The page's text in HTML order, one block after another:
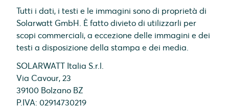
Tutti i dati, i testi e le immagini sono di proprietà di
Solarwatt GmbH. È fatto divieto di utilizzarli per
scopi commerciali, a eccezione delle immagini e dei
testi a disposizione della stampa e dei media.
SOLARWATT Italia S.r.l.
Via Cavour, 23
39100 Bolzano BZ
P.IVA: 02914730219